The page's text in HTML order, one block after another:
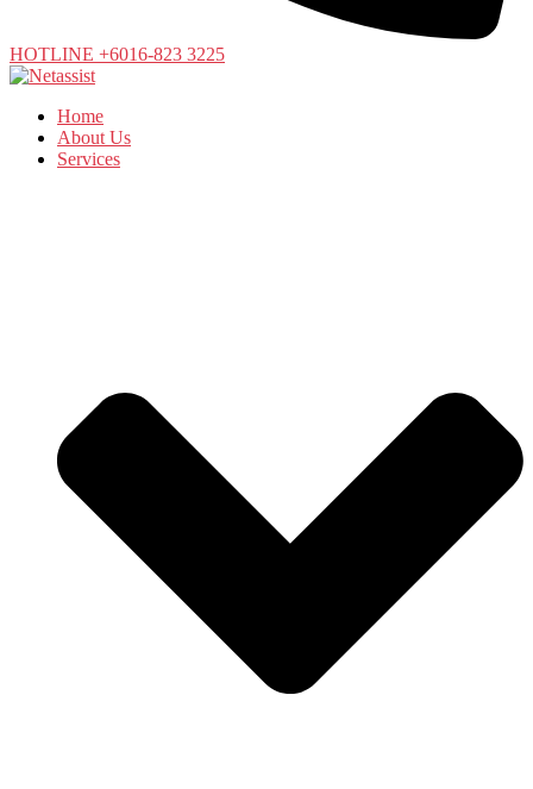
HOTLINE +6016-823 3225
Home
About Us
Services